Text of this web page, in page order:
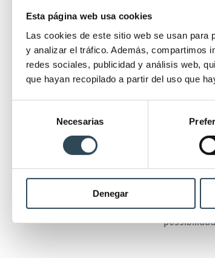
Esta página web usa cookies
Las cookies de este sitio web se usan para
y analizar el tráfico. Además, compartimos
redes sociales, publicidad y análisis web,
que hayan recopilado a partir del uso que
consentimiento
Necesarias
Denegar
Porque o
estudem
constituem
Na APNA,
que o
nível de
provocado
No total, a